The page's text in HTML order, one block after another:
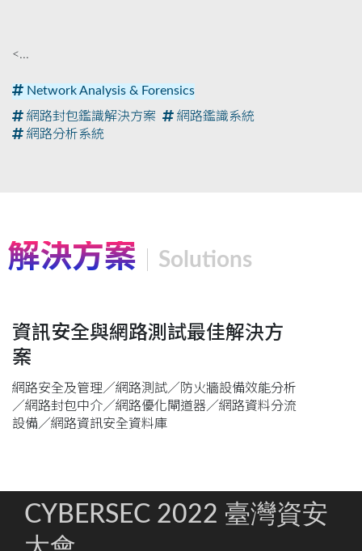
<...
Network Analysis & Forensics
網路封包鑑識解決方案
網路鑑識系統
網路分析系統
解決方案 Solutions
資訊安全與網路測試最佳解決方
案
網路安全及管理／網路測試／防火牆設備效能分析
／網路封包中介／網路優化閘道器／網路資料分流
設備／網路資訊安全資料庫
CYBERSEC 2022 臺灣資安